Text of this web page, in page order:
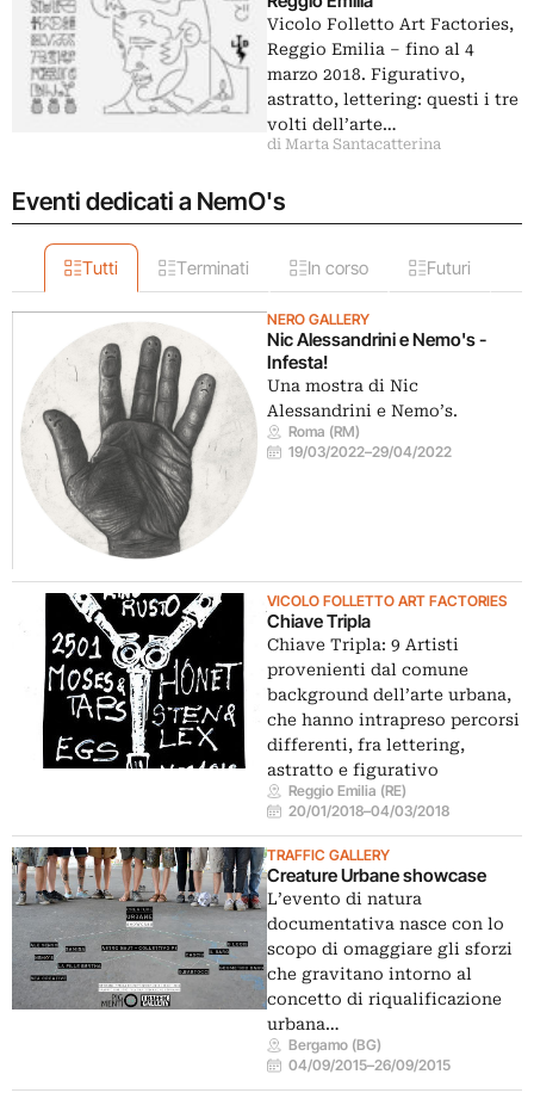
Vicolo Folletto Art Factories,
Reggio Emilia ‒ fino al 4
marzo 2018. Figurativo,
astratto, lettering: questi i tre
volti dell’arte…
di Marta Santacatterina
Eventi dedicati a NemO's
Tutti Terminati In corso Futuri
NERO GALLERY
Nic Alessandrini e Nemo's -
Infesta!
Una mostra di Nic
Alessandrini e Nemo’s.
Roma (RM)
19/03/2022–29/04/2022
VICOLO FOLLETTO ART FACTORIES
Chiave Tripla
Chiave Tripla: 9 Artisti
provenienti dal comune
background dell’arte urbana,
che hanno intrapreso percorsi
differenti, fra lettering,
astratto e figurativo
Reggio Emilia (RE)
20/01/2018–04/03/2018
TRAFFIC GALLERY
Creature Urbane showcase
L’evento di natura
documentativa nasce con lo
scopo di omaggiare gli sforzi
che gravitano intorno al
concetto di riqualificazione
urbana…
Bergamo (BG)
04/09/2015–26/09/2015